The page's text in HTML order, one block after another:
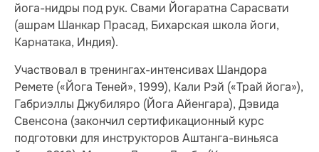
йога-нидры под рук. Свами Йогаратна Сарасвати
(ашрам Шанкар Прасад, Бихарская школа йоги,
Карнатака, Индия).
Участвовал в тренингах-интенсивах Шандора
Ремете («Йога Теней», 1999), Кали Рэй («Трай йога»),
Габриэллы Джубиляро (Йога Айенгара), Дэвида
Свенсона (закончил сертификационный курс
подготовки для инструкторов Аштанга-виньяса